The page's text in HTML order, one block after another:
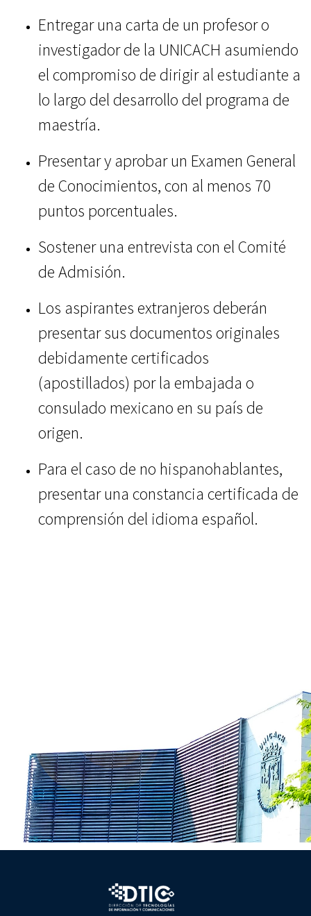
Entregar una carta de un profesor o
investigador de la UNICACH asumiendo
el compromiso de dirigir al estudiante a
lo largo del desarrollo del programa de
maestría.
Presentar y aprobar un Examen General
de Conocimientos, con al menos 70
puntos porcentuales.
Sostener una entrevista con el Comité
de Admisión.
Los aspirantes extranjeros deberán
presentar sus documentos originales
debidamente certificados
(apostillados) por la embajada o
consulado mexicano en su país de
origen.
Para el caso de no hispanohablantes,
presentar una constancia certificada de
comprensión del idioma español.